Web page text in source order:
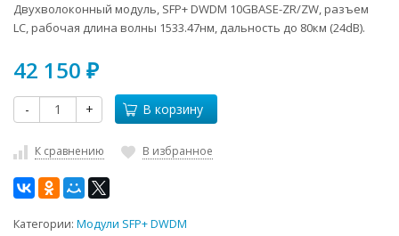
Двухволоконный модуль, SFP+ DWDM 10GBASE-ZR/ZW, разъем
LC, рабочая длина волны 1533.47нм, дальность до 80км (24dB).
42 150 ₽
- + В корзину
К сравнению В избранное
Категории: Модули SFP+ DWDM